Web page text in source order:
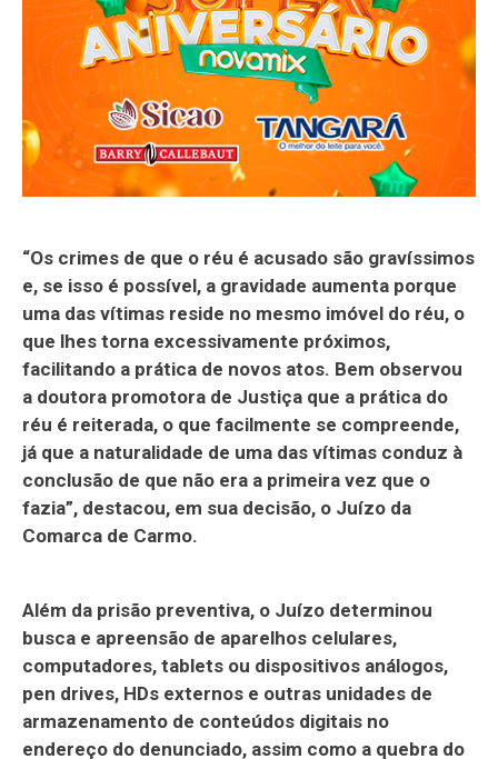
“Os crimes de que o réu é acusado são gravíssimos
e, se isso é possível, a gravidade aumenta porque
uma das vítimas reside no mesmo imóvel do réu, o
que lhes torna excessivamente próximos,
facilitando a prática de novos atos. Bem observou
a doutora promotora de Justiça que a prática do
réu é reiterada, o que facilmente se compreende,
já que a naturalidade de uma das vítimas conduz à
conclusão de que não era a primeira vez que o
fazia”, destacou, em sua decisão, o Juízo da
Comarca de Carmo.
Além da prisão preventiva, o Juízo determinou
busca e apreensão de aparelhos celulares,
computadores, tablets ou dispositivos análogos,
pen drives, HDs externos e outras unidades de
armazenamento de conteúdos digitais no
endereço do denunciado, assim como a quebra do